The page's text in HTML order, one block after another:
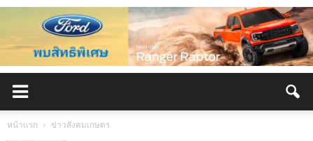
หน้าแรก ข่าวสังคมเกษตร